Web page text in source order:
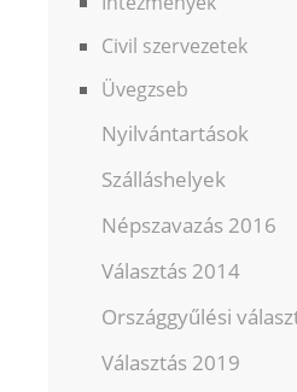
Civil szervezetek
Üvegzseb
Nyilvántartások
Szálláshelyek
Népszavazás 2016
Választás 2014
Országgyűlési
Választás 2019